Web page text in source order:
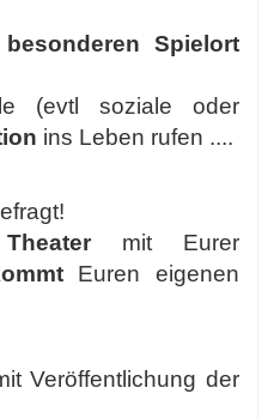
Spielort
soziale oder
ins Leben rufen ....
mit Eurer
Euren eigenen
Veröffentlichung der